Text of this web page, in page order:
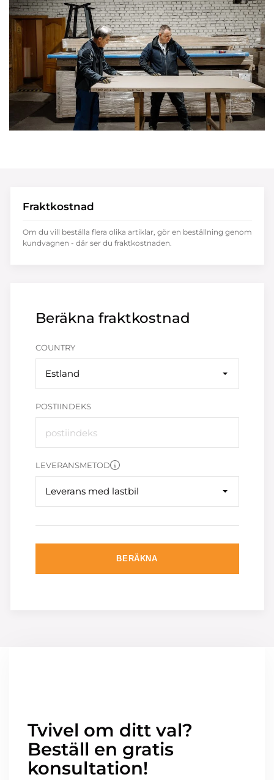
Beräkna fraktkostnad
COUNTRY
Estland
POSTIINDEKS
LEVERANSMETOD
Leverans med lastbil
BERÄKNA
Fraktkostnad
Om du vill beställa flera olika artiklar, gör en beställning genom
kundvagnen - där ser du fraktkostnaden.
Tvivel om ditt val?
Beställ en gratis
konsultation!